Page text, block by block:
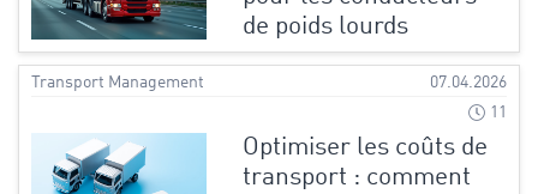
de poids lourds
Transport Management
07.04.2026
11
Optimiser les coûts de
transport : comment